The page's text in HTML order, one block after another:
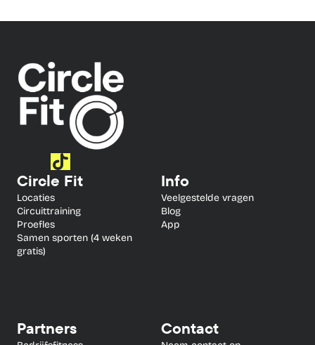
Circle Fit
Locaties
Circuittraining
Proefles
Samen sporten (4 weken
gratis)
Info
Veelgestelde vragen
Blog
App
Partners Contact